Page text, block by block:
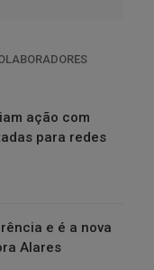
ação com
para redes
e é a nova
Alares